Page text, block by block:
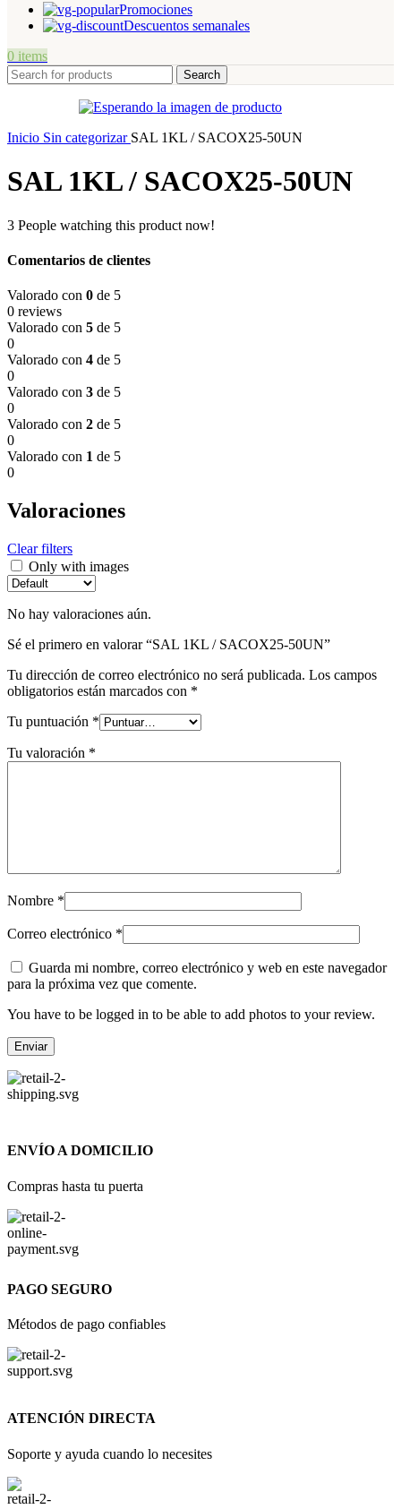
Promociones
Descuentos semanales
0 items
Search
Inicio Sin categorizar SAL 1KL / SACOX25-50UN
SAL 1KL / SACOX25-50UN
3 People watching this product now!
Comentarios de clientes
Valorado con 0 de 5
0 reviews
Valorado con 5 de 5
0
Valorado con 4 de 5
0
Valorado con 3 de 5
0
Valorado con 2 de 5
0
Valorado con 1 de 5
0
Valoraciones
Clear filters
Only with images
No hay valoraciones aún.
Sé el primero en valorar “SAL 1KL / SACOX25-50UN”
Tu dirección de correo electrónico no será publicada. Los campos
obligatorios están marcados con *
Tu puntuación *
Tu valoración *
Nombre *
Correo electrónico *
Guarda mi nombre, correo electrónico y web en este navegador
para la próxima vez que comente.
You have to be logged in to be able to add photos to your review.
ENVÍO A DOMICILIO
Compras hasta tu puerta
PAGO SEGURO
Métodos de pago confiables
ATENCIÓN DIRECTA
Soporte y ayuda cuando lo necesites